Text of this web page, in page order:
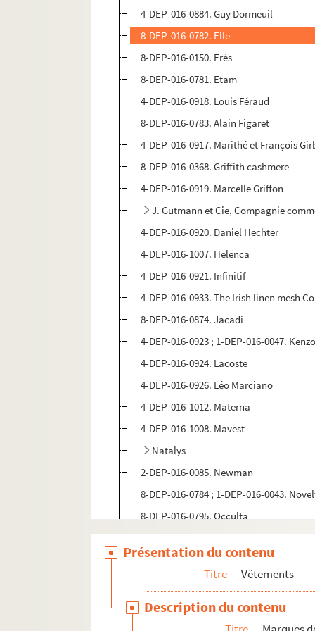
4-DEP-016-0884. Guy Dormeuil
8-DEP-016-0782. Elle
8-DEP-016-0150. Erès
8-DEP-016-0781. Etam
4-DEP-016-0918. Louis Féraud
8-DEP-016-0783. Alain Figaret
4-DEP-016-0917. Marithé et François
8-DEP-016-0368. Griffith cashmere
4-DEP-016-0919. Marcelle Griffon
J. Gutmann et Cie, Compagnie
4-DEP-016-0920. Daniel Hechter
4-DEP-016-1007. Helenca
4-DEP-016-0921. Infinitif
4-DEP-016-0933. The Irish linen mesh Co
8-DEP-016-0874. Jacadi
4-DEP-016-0923 ; 1-DEP-016-0047.
4-DEP-016-0924. Lacoste
4-DEP-016-0926. Léo Marciano
4-DEP-016-1012. Materna
4-DEP-016-1008. Mavest
Natalys
2-DEP-016-0085. Newman
8-DEP-016-0784 ; 1-DEP-016-0043.
8-DEP-016-0795. Occulta
4-DEP-016-0938. Odermark
8-DEP-016-0870. Petit-Bateau
8-DEP-016-0882. Georges Picaud
4-DEP-016-1015. Prémaman
Présentation du contenu
Titre Vêtements
Description du contenu